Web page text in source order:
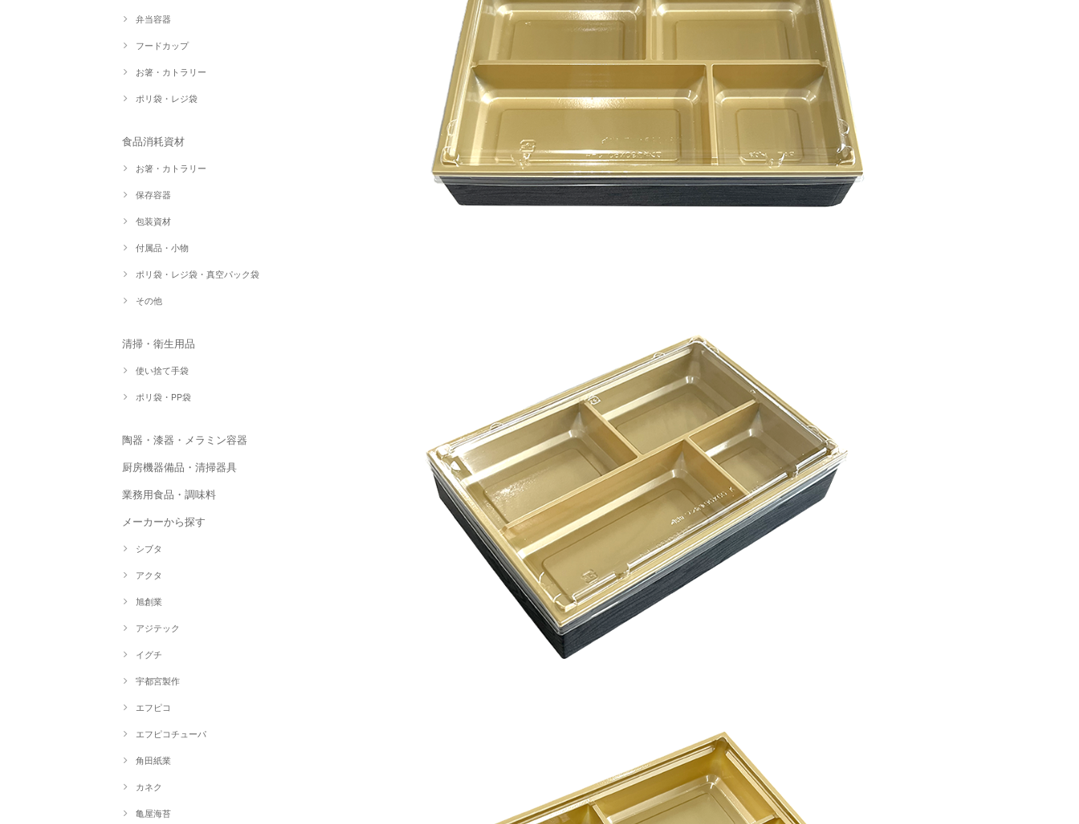
弁当容器
フードカップ
お箸・カトラリー
ポリ袋・レジ袋
食品消耗資材
お箸・カトラリー
保存容器
包装資材
付属品・小物
ポリ袋・レジ袋・真空パック袋
その他
清掃・衛生用品
使い捨て手袋
ポリ袋・PP袋
陶器・漆器・メラミン容器
厨房機器備品・清掃器具
業務用食品・調味料
メーカーから探す
シブタ
アクタ
旭創業
アジテック
イグチ
宇都宮製作
エフピコ
エフピコチューパ
角田紙業
カネク
亀屋海苔